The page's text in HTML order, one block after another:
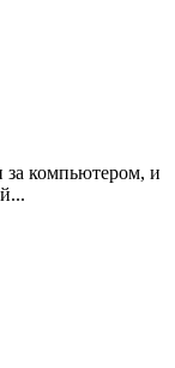
компьютером, и